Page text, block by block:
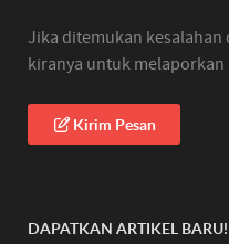
Jika ditemukan kesalahan
kiranya untuk melaporkan
Kirim Pesan
DAPATKAN ARTIKEL BARU!